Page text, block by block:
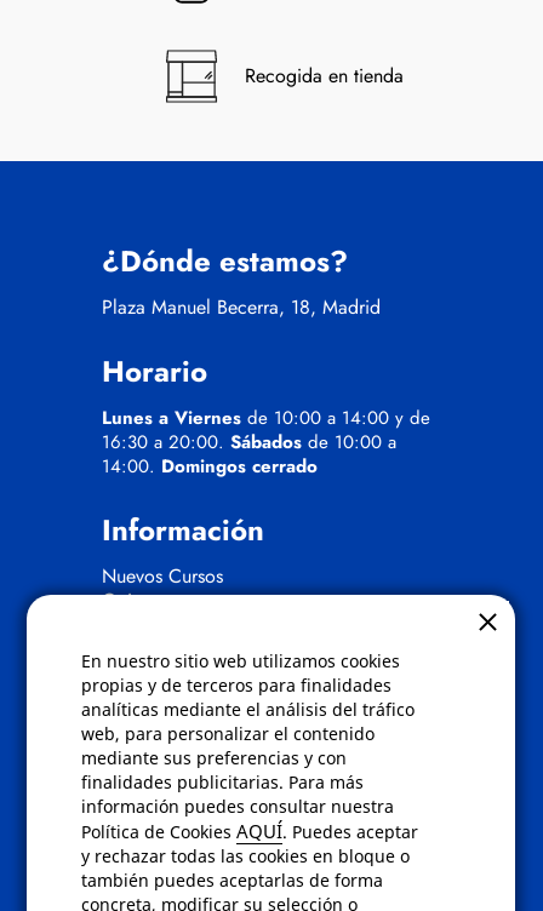
En nuestro sitio web utilizamos cookies
propias y de terceros para finalidades
analíticas mediante el análisis del tráfico
web, para personalizar el contenido
mediante sus preferencias y con
finalidades publicitarias. Para más
información puedes consultar nuestra
Política de CookiesAQUÍ. Puedes aceptar
y rechazar todas las cookies en bloque o
también puedes aceptarlas de forma
concreta, modificar su selección o
Recogida en tienda
¿Dónde estamos?
Plaza Manuel Becerra, 18, Madrid
Horario
Lunes a Viernes de 10:00 a 14:00 y de
16:30 a 20:00. Sábados de 10:00 a
14:00. Domingos cerrado
Información
Nuevos Cursos
Quienes somos
Políticas
Condiciones de compra
Aviso de privacidad
Cookies
Bajas comunicados comerciales
Derecho de desistimiento
Preguntas frecuentes